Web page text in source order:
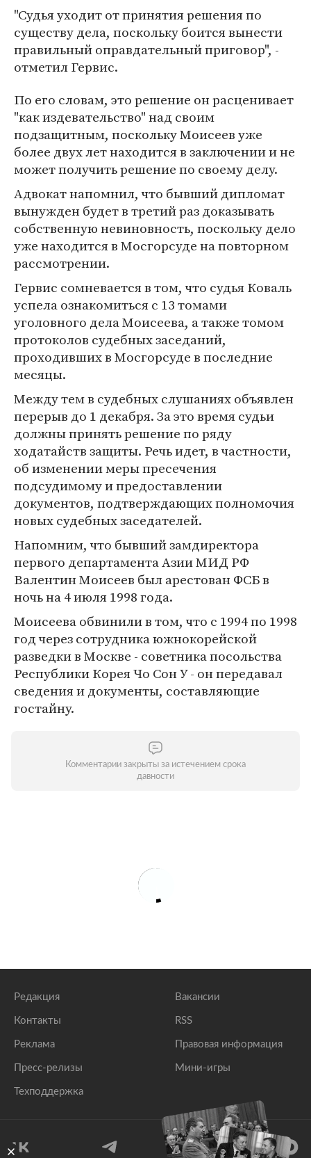
"Судья уходит от принятия решения по
существу дела, поскольку боится вынести
правильный оправдательный приговор", -
отметил Гервис.
По его словам, это решение он расценивает
"как издевательство" над своим
подзащитным, поскольку Моисеев уже
более двух лет находится в заключении и не
может получить решение по своему делу.
Адвокат напомнил, что бывший дипломат
вынужден будет в третий раз доказывать
собственную невиновность, поскольку дело
уже находится в Мосгорсуде на повторном
рассмотрении.
Гервис сомневается в том, что судья Коваль
успела ознакомиться с 13 томами
уголовного дела Моисеева, а также томом
протоколов судебных заседаний,
проходивших в Мосгорсуде в последние
месяцы.
Между тем в судебных слушаниях объявлен
перерыв до 1 декабря. За это время судьи
должны принять решение по ряду
ходатайств защиты. Речь идет, в частности,
об изменении меры пресечения
подсудимому и предоставлении
документов, подтверждающих полномочия
новых судебных заседателей.
Напомним, что бывший замдиректора
первого департамента Азии МИД РФ
Валентин Моисеев был арестован ФСБ в
ночь на 4 июля 1998 года.
Моисеева обвинили в том, что с 1994 по 1998
год через сотрудника южнокорейской
разведки в Москве - советника посольства
Республики Корея Чо Сон У - он передавал
сведения и документы, составляющие
гостайну.
Комментарии закрыты за истечением срока
давности
Редакция
Контакты
Реклама
Пресс-релизы
Техподдержка
Вакансии
RSS
Правовая информация
Мини-игры